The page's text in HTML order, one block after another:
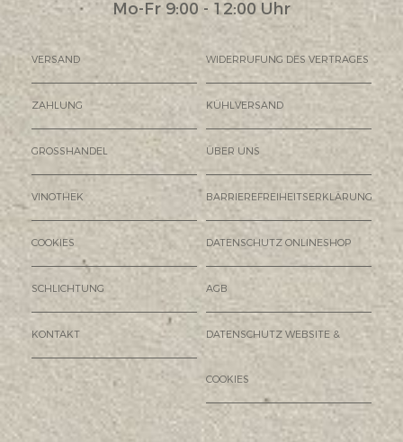
Mo-Fr 9:00 - 12:00 Uhr
VERSAND WIDERRUFUNG DES VERTRAGES
ZAHLUNG KÜHLVERSAND
GROSSHANDEL ÜBER UNS
VINOTHEK BARRIEREFREIHEITSERKLÄRUNG
COOKIES DATENSCHUTZ ONLINESHOP
SCHLICHTUNG AGB
KONTAKT DATENSCHUTZ WEBSITE &
COOKIES